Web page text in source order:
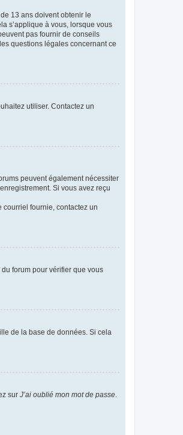
13 ans doivent obtenir le
s’applique à vous, lorsque vous
pas fournir de conseils
questions légales concernant ce
utiliser. Contactez un
peuvent également nécessiter
Si vous avez reçu
courriel fournie, contactez un
forum pour vérifier que vous
de la base de données. Si cela
sur J’ai oublié mon mot de passe